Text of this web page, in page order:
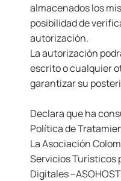
almacenados los
posibilidad de
autorización.
La autorización
escrito o cualquier
garantizar su
Declara que ha
Política de
La Asociación
Servicios Turísticos
Digitales